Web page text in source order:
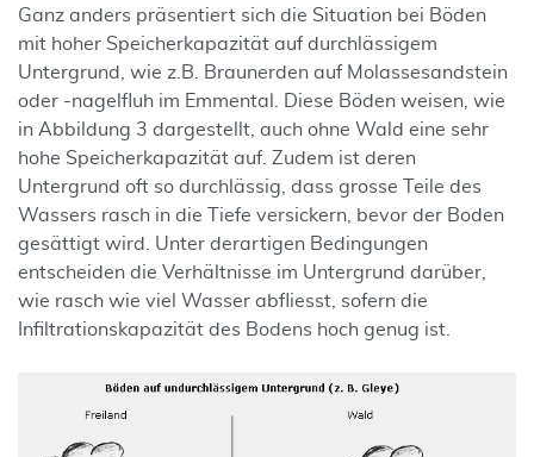
Ganz anders präsentiert sich die Situation bei Böden
mit hoher Speicherkapazität auf durchlässigem
Untergrund, wie z.B. Braunerden auf Molassesandstein
oder -nagelfluh im Emmental. Diese Böden weisen, wie
in Abbildung 3 dargestellt, auch ohne Wald eine sehr
hohe Speicherkapazität auf. Zudem ist deren
Untergrund oft so durchlässig, dass grosse Teile des
Wassers rasch in die Tiefe versickern, bevor der Boden
gesättigt wird. Unter derartigen Bedingungen
entscheiden die Verhältnisse im Untergrund darüber,
wie rasch wie viel Wasser abfliesst, sofern die
Infiltrationskapazität des Bodens hoch genug ist.